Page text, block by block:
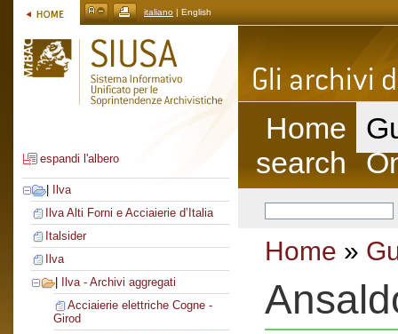
italiano | English
espandi l'albero
Ilva
Ilva Alti Forni e Acciaierie d’Italia
Italsider
Ilva
Ilva - Archivi aggregati
Acciaierie elettriche Cogne -
Girod
Home
search
Home »